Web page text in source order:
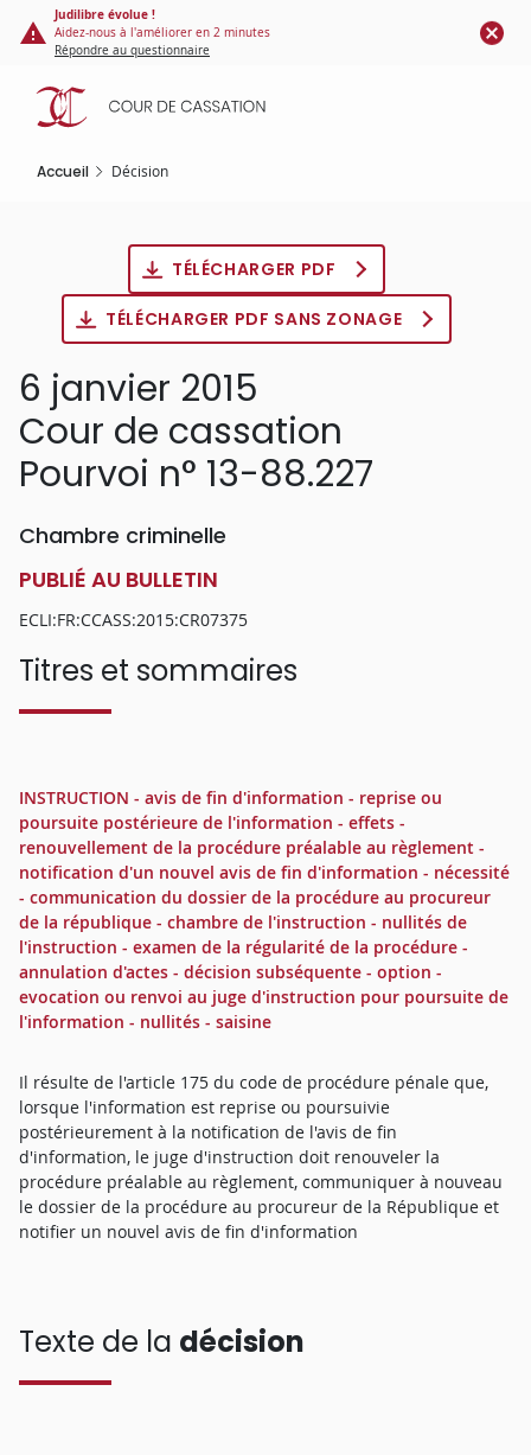
Panneau de gestion des cookies
contenu
principal
Judilibre évolue !
Aidez-nous à l'améliorer en 2 minutes
Répondre au questionnaire
Accueil Décision
TÉLÉCHARGER PDF
TÉLÉCHARGER PDF SANS ZONAGE
6 janvier 2015
Cour de cassation
Pourvoi n° 13-88.227
Chambre criminelle
PUBLIÉ AU BULLETIN
ECLI:FR:CCASS:2015:CR07375
Titres et sommaires
INSTRUCTION - avis de fin d'information - reprise ou
poursuite postérieure de l'information - effets -
renouvellement de la procédure préalable au règlement -
notification d'un nouvel avis de fin d'information - nécessité
- communication du dossier de la procédure au procureur
de la république - chambre de l'instruction - nullités de
l'instruction - examen de la régularité de la procédure -
annulation d'actes - décision subséquente - option -
evocation ou renvoi au juge d'instruction pour poursuite de
l'information - nullités - saisine
Il résulte de l'article 175 du code de procédure pénale que,
lorsque l'information est reprise ou poursuivie
postérieurement à la notification de l'avis de fin
d'information, le juge d'instruction doit renouveler la
procédure préalable au règlement, communiquer à nouveau
le dossier de la procédure au procureur de la République et
notifier un nouvel avis de fin d'information
Texte de la décision